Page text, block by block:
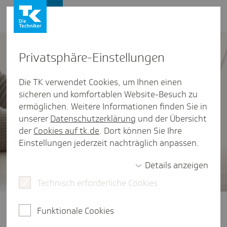
Presse und Politik / Selbstverwaltung
Privat­sphäre-Einstel­lungen
Die TK verwendet Cookies, um Ihnen einen
sicheren und komfortablen Website-Besuch zu
ermöglichen. Weitere Informationen finden Sie in
unserer Datenschutzerklärung und der Übersicht
der Cookies auf tk.de. Dort können Sie Ihre
Einstellungen jederzeit nachträglich anpassen.
Details anzeigen
Technisch erforderliche Cookies
Funktionale Cookies